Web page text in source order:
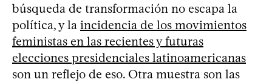
búsqueda de transformación no escapa la
política, y la incidencia de los movimientos
feministas en las recientes y futuras
elecciones presidenciales latinoamericanas
son un reflejo de eso. Otra muestra son las